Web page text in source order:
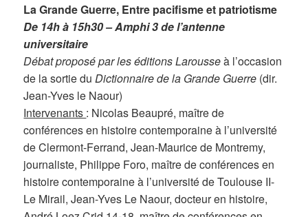
La Grande Guerre, Entre pacifisme et patriotisme
De 14h à 15h30 – Amphi 3 de l’antenne
universitaire
Débat proposé par les éditions Larousseà l’occasion
de la sortie duDictionnaire de la Grande Guerre (dir.
Jean-Yves le Naour)
Intervenants : Nicolas Beaupré, maître de
conférences en histoire contemporaine à l’université
de Clermont-Ferrand, Jean-Maurice de Montremy,
journaliste, Philippe Foro, maître de conférences en
histoire contemporaine à l’université de Toulouse II-
Le Mirail, Jean-Yves Le Naour, docteur en histoire,